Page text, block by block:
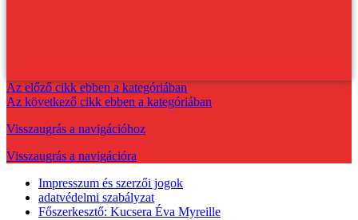
Az előző cikk ebben a kategóriában
Az következő cikk ebben a kategóriában
Visszaugrás a navigációhoz
Visszaugrás a navigációra
Impresszum és szerzői jogok
adatvédelmi szabályzat
Főszerkesztő: Kucsera Éva Myreille